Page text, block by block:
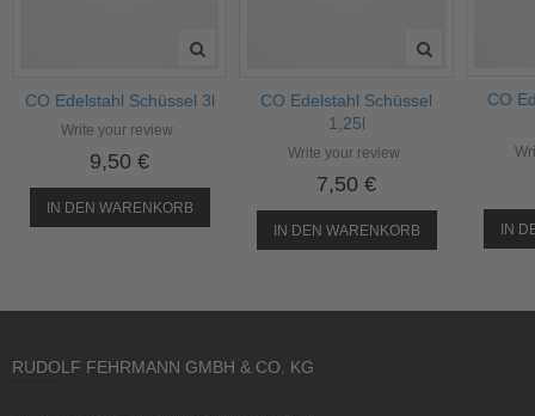
CO Edelstahl Schüssel 3l
Write your review
9,50 €
IN DEN WARENKORB
CO Edelstahl Schüssel
1,25l
Write your review
7,50 €
IN DEN WARENKORB
CO
IN
RUDOLF FEHRMANN GMBH & CO. KG